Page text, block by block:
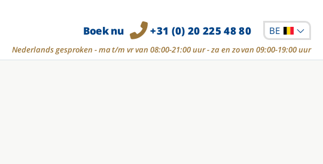
Boek nu +31 (0) 20 225 48 80 BE
Nederlands gesproken - ma t/m vr van 08:00-21:00 uur - za en zo van 09:00-19:00 uur